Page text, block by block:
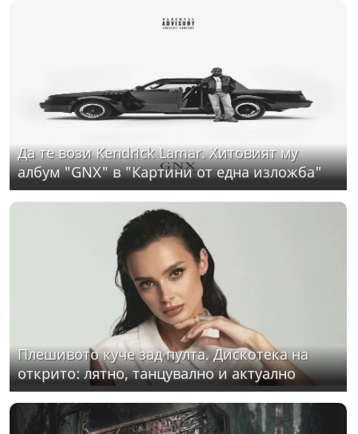
Да те вози Kendrick Lamar. Хитовият му
албум "GNX" в "Картини от една изложба"
Плешивото куче зад пулта. Дискотека на
открито: лятно, танцувално и актуално